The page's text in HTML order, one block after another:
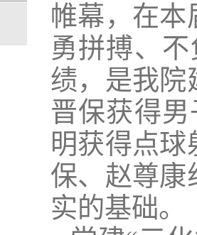
帷幕，在本
勇拼搏、
绩，是我院
晋保获得
明获得点
保、赵尊康
实的基础。